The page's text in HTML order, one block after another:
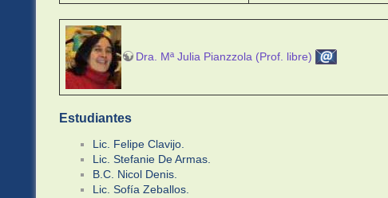
Dra. Mª Julia Pianzzola (Prof. libre)
Estudiantes
Lic. Felipe Clavijo.
Lic. Stefanie De Armas.
B.C. Nicol Denis.
Lic. Sofía Zeballos.